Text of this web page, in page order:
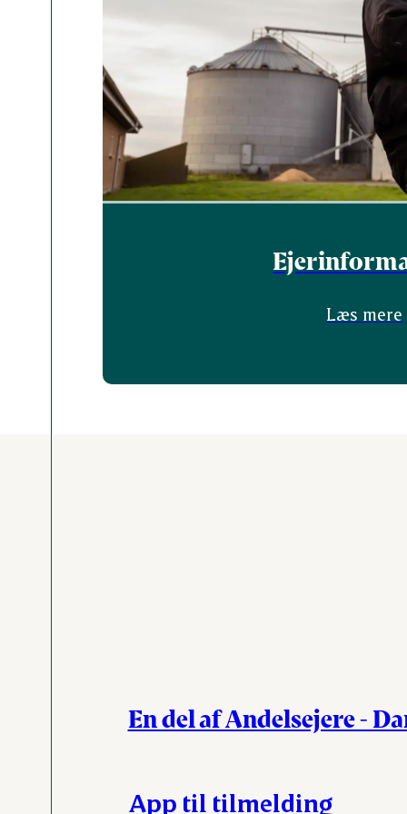
Læs mere
En del af Andelsejere -
App til tilmelding